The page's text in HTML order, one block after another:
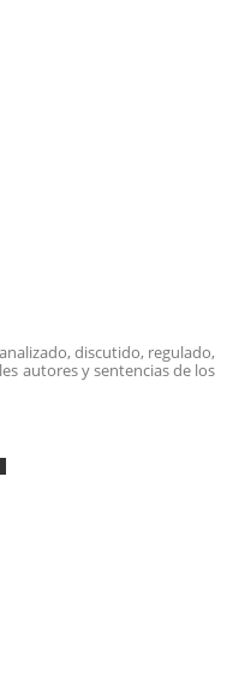
discutido, regulado,
autores y sentencias de los